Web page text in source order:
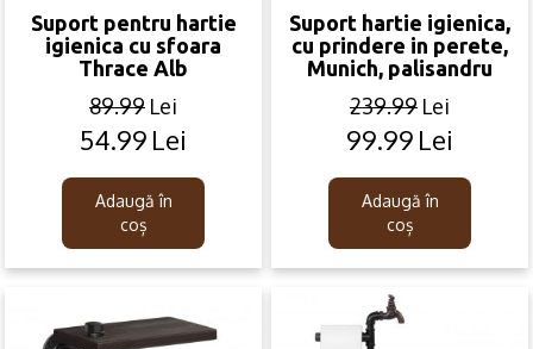
Suport pentru hartie
igienica cu sfoara
Thrace Alb
89.99 Lei
Original
was:
89.99lei.
54.99 Lei
Current
is:
54.99lei.
Adaugă în
coș
Suport hartie igienica,
cu prindere in perete,
Munich, palisandru
239.99 Lei
Original
was:
239.99lei.
99.99 Lei
Current
is:
99.99lei.
Adaugă în
coș